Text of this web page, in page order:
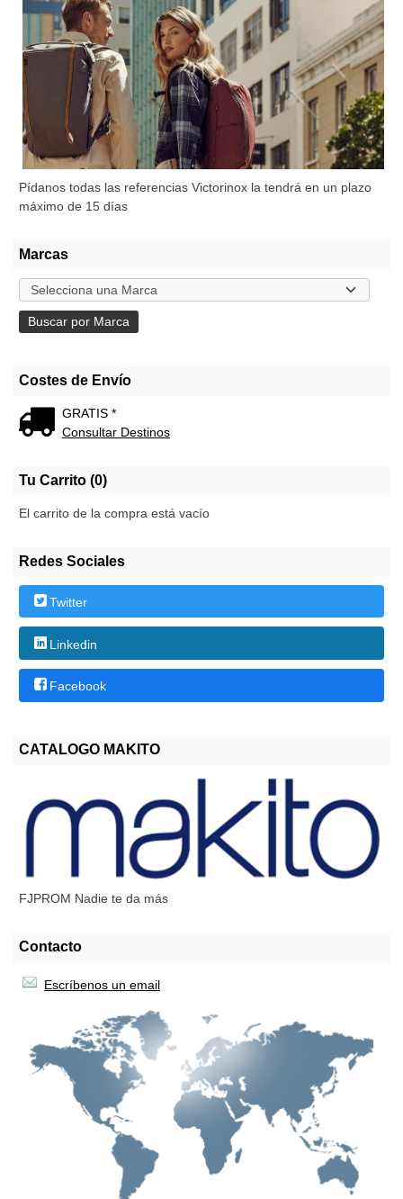
Pídanos todas las referencias Victorinox la tendrá en un plazo
máximo de 15 días
Marcas
Costes de Envío
GRATIS *
Consultar Destinos
Tu Carrito (0)
El carrito de la compra está vacío
Redes Sociales
Twitter
Linkedin
Facebook
CATALOGO MAKITO
FJPROM Nadie te da más
Contacto
Escríbenos un email